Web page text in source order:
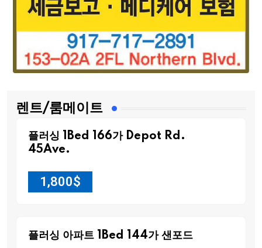
렌트/룸메이트
플러싱 1Bed 166가 Depot Rd.
45Ave.
1,800$
플러싱 아파트 1Bed 144가 샌포드